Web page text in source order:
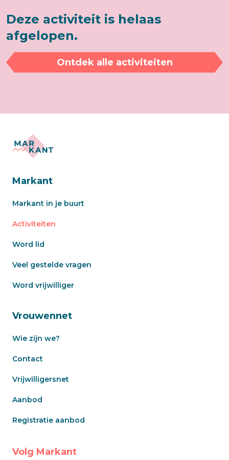
Deze activiteit is helaas
afgelopen.
Ontdek alle activiteiten
Markant
Markant in je buurt
Activiteiten
Word lid
Veel gestelde vragen
Word vrijwilliger
Vrouwennet
Wie zijn we?
Contact
Vrijwilligersnet
Aanbod
Registratie aanbod
Volg Markant